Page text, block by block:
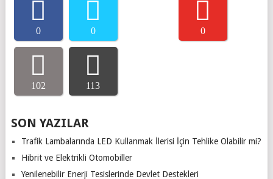
0 0 0
102 113
SON YAZILAR
Trafik Lambalarında LED Kullanmak İlerisi İçin Tehlike Olabilir mi?
Hibrit ve Elektrikli Otomobiller
Yenilenebilir Enerji Tesislerinde Devlet Destekleri